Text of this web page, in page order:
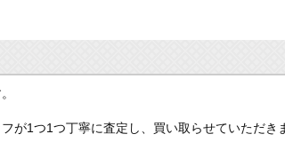
が1つ1つ丁寧に査定し、買い取らせていただき